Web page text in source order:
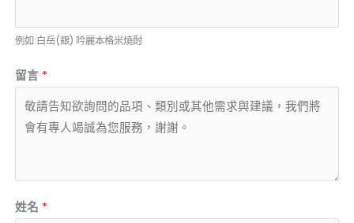
例如:白岳(銀) 吟麗本格米燒酎
留言 *
姓名 *